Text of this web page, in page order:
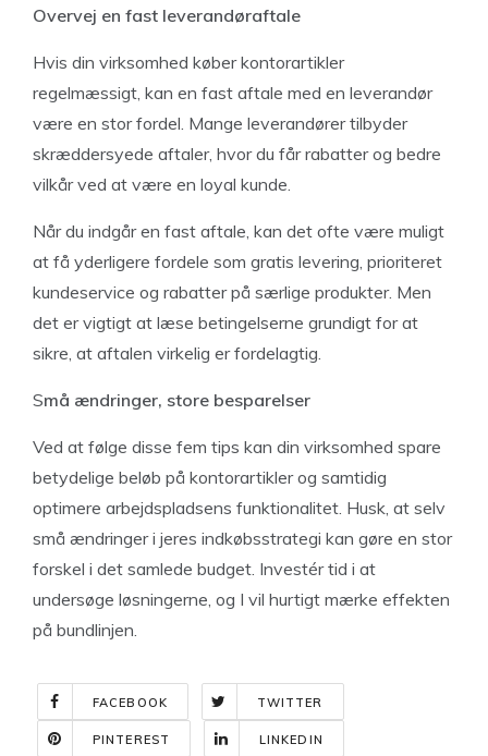
Overvej en fast leverandøraftale
Hvis din virksomhed køber kontorartikler
regelmæssigt, kan en fast aftale med en leverandør
være en stor fordel. Mange leverandører tilbyder
skræddersyede aftaler, hvor du får rabatter og bedre
vilkår ved at være en loyal kunde.
Når du indgår en fast aftale, kan det ofte være muligt
at få yderligere fordele som gratis levering, prioriteret
kundeservice og rabatter på særlige produkter. Men
det er vigtigt at læse betingelserne grundigt for at
sikre, at aftalen virkelig er fordelagtig.
Små ændringer, store besparelser
Ved at følge disse fem tips kan din virksomhed spare
betydelige beløb på kontorartikler og samtidig
optimere arbejdspladsens funktionalitet. Husk, at selv
små ændringer i jeres indkøbsstrategi kan gøre en stor
forskel i det samlede budget. Investér tid i at
undersøge løsningerne, og I vil hurtigt mærke effekten
på bundlinjen.
FACEBOOK TWITTER
PINTEREST LINKEDIN